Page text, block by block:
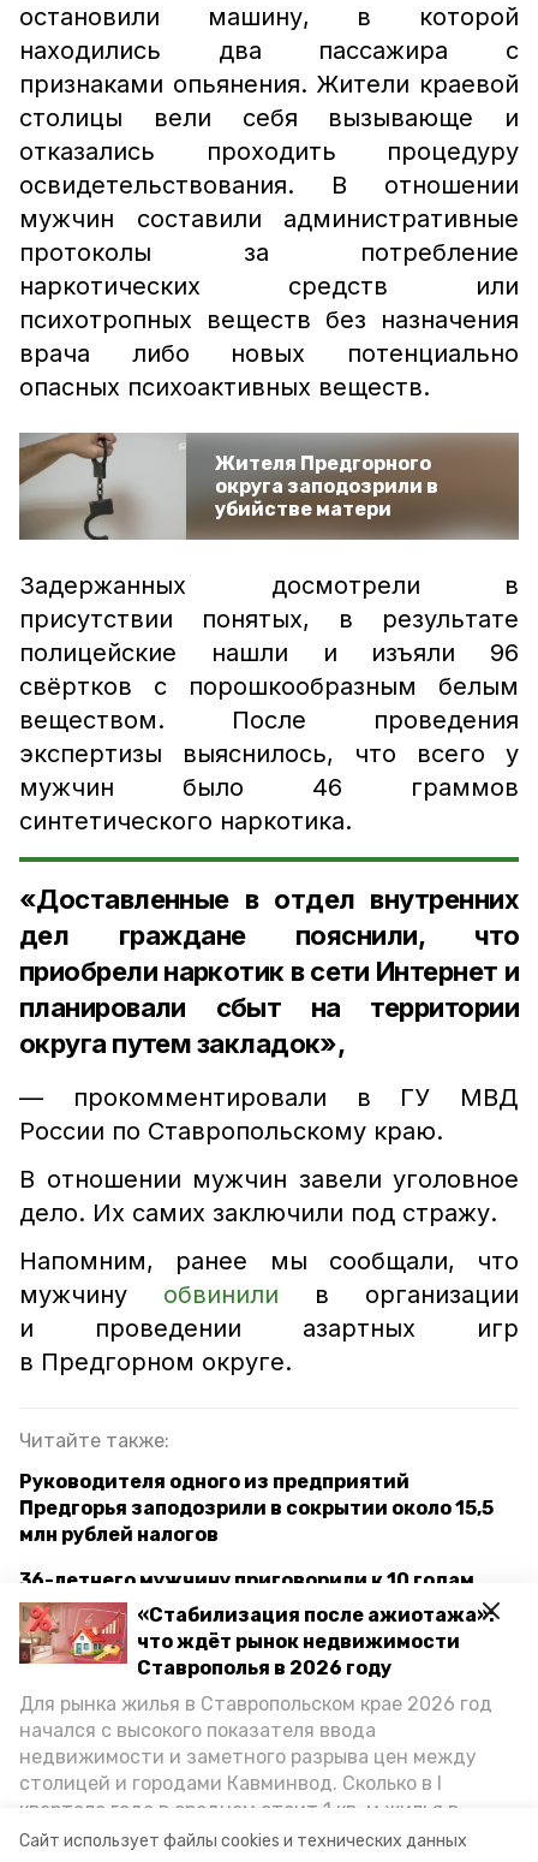
Сайт использует файлы cookies и технических данных
«Стабилизация после ажиотажа»:
что ждёт рынок недвижимости
Ставрополья в 2026 году
Для рынка жилья в Ставропольском крае 2026 год
начался с высокого показателя ввода
недвижимости и заметного разрыва цен между
столицей и городами Кавминвод. Сколько в I
квартале года в среднем стоит 1 кв. м жилья в
городах и округах региона, как изменился спрос на
остановили машину, в которой
находились два пассажира с
признаками опьянения. Жители краевой
столицы вели себя вызывающе и
отказались проходить процедуру
освидетельствования. В отношении
мужчин составили административные
протоколы за потребление
наркотических средств или
психотропных веществ без назначения
врача либо новых потенциально
опасных психоактивных веществ.
Жителя Предгорного
округа заподозрили в
убийстве матери
Задержанных досмотрели в
присутствии понятых, в результате
полицейские нашли и изъяли 96
свёртков с порошкообразным белым
веществом. После проведения
экспертизы выяснилось, что всего у
мужчин было 46 граммов
синтетического наркотика.
«Доставленные в отдел внутренних
дел граждане пояснили, что
приобрели наркотик в сети Интернет и
планировали сбыт на территории
округа путем закладок»,
— прокомментировали в ГУ МВД
России по Ставропольскому краю.
В отношении мужчин завели уголовное
дело. Их самих заключили под стражу.
Напомним, ранее мы сообщали, что
мужчину обвинили в организации
и проведении азартных игр
в Предгорном округе.
Читайте также:
Руководителя одного из предприятий
Предгорья заподозрили в сокрытии около 15,5
млн рублей налогов
36-летнего мужчину приговорили к 10 годам
тюрьмы в Предгорном округе
В Предгорье сотрудники ДПС могут отправиться
в тюрьму на 7,5 лет за взятки
предгорный округ криминал наркотики